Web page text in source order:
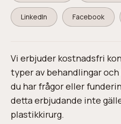
LinkedIn Facebook
Vi erbjuder kostnadsfri
typer av behandlingar
du har frågor eller
detta erbjudande inte
plastikkirurg.